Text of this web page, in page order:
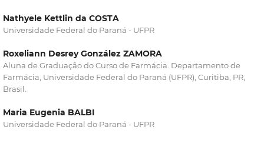
Nathyele Kettlin da COSTA
Universidade Federal do Paraná - UFPR
Roxeliann Desrey González ZAMORA
Aluna de Graduação do Curso de Farmácia. Departamento de
Farmácia, Universidade Federal do Paraná (UFPR), Curitiba, PR,
Brasil.
Maria Eugenia BALBI
Universidade Federal do Paraná - UFPR